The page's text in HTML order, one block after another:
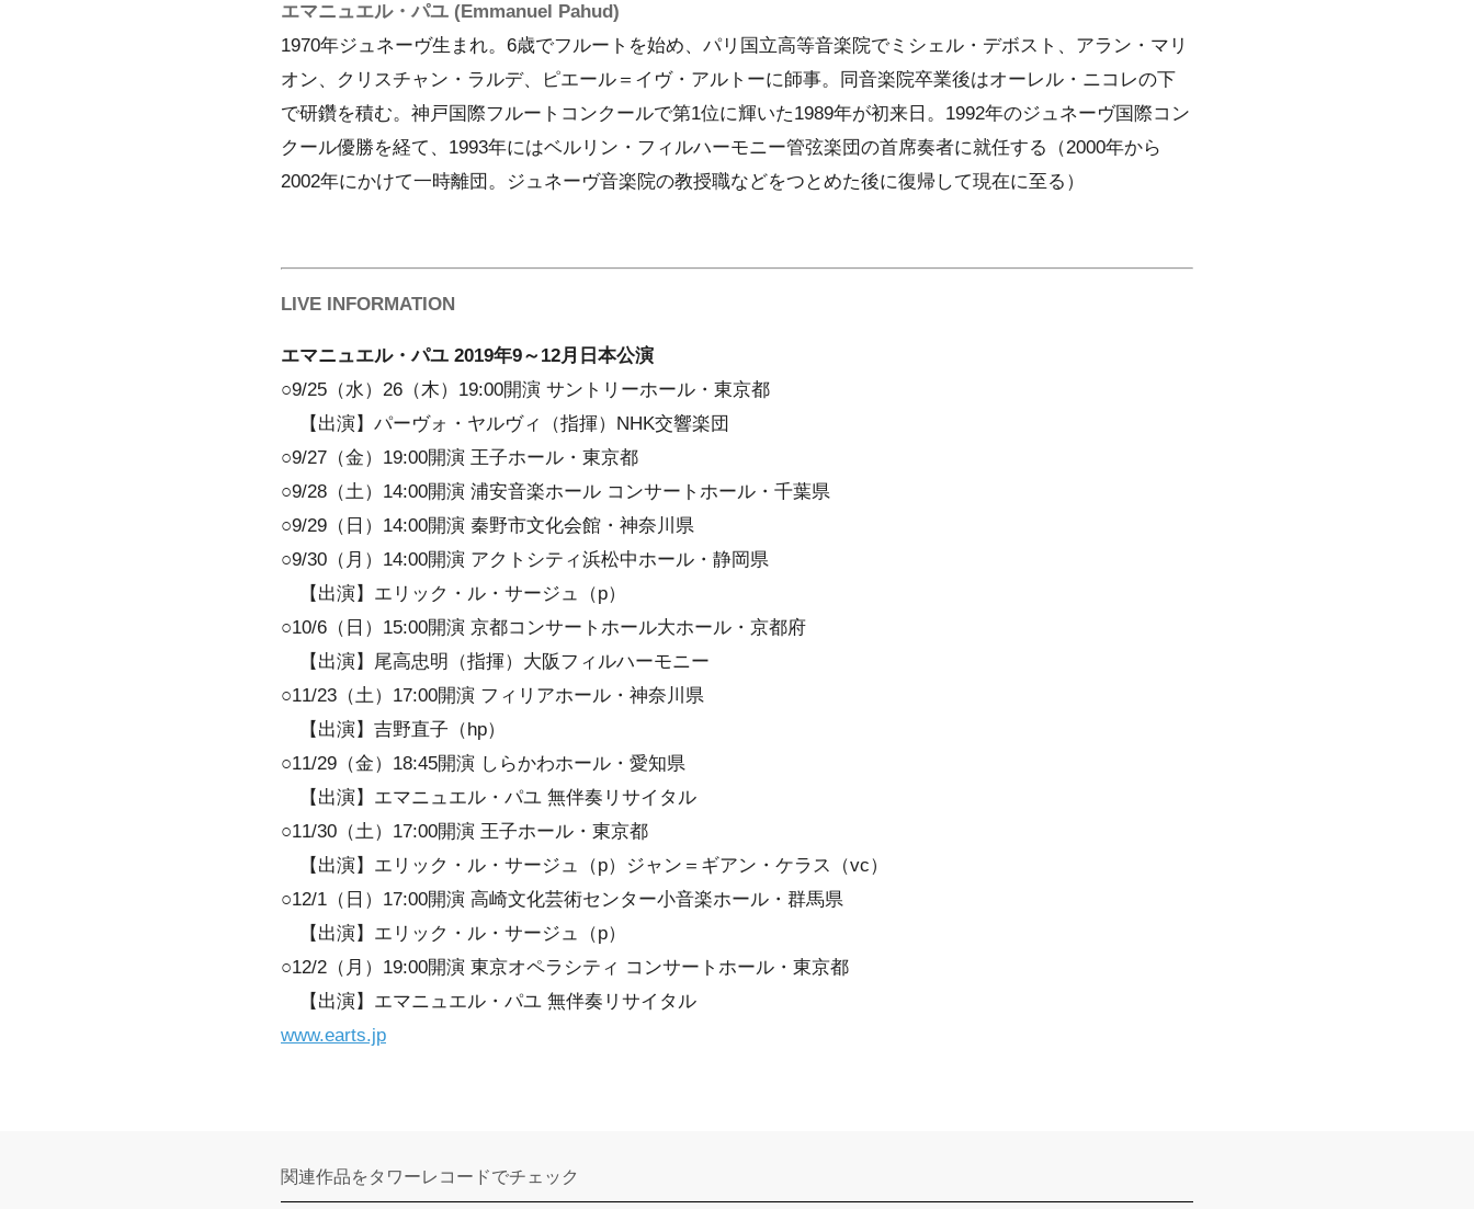
エマニュエル・パユ (Emmanuel Pahud)
1970年ジュネーヴ生まれ。6歳でフルートを始め、パリ国立高等音楽院でミシェル・デボスト、アラン・マリ
オン、クリスチャン・ラルデ、ピエール＝イヴ・アルトーに師事。同音楽院卒業後はオーレル・ニコレの下
で研鑽を積む。神戸国際フルートコンクールで第1位に輝いた1989年が初来日。1992年のジュネーヴ国際コン
クール優勝を経て、1993年にはベルリン・フィルハーモニー管弦楽団の首席奏者に就任する（2000年から
2002年にかけて一時離団。ジュネーヴ音楽院の教授職などをつとめた後に復帰して現在に至る）
LIVE INFORMATION
エマニュエル・パユ 2019年9～12月日本公演
○9/25（水）26（木）19:00開演 サントリーホール・東京都
【出演】パーヴォ・ヤルヴィ（指揮）NHK交響楽団
○9/27（金）19:00開演 王子ホール・東京都
○9/28（土）14:00開演 浦安音楽ホール コンサートホール・千葉県
○9/29（日）14:00開演 秦野市文化会館・神奈川県
○9/30（月）14:00開演 アクトシティ浜松中ホール・静岡県
【出演】エリック・ル・サージュ（p）
○10/6（日）15:00開演 京都コンサートホール大ホール・京都府
【出演】尾高忠明（指揮）大阪フィルハーモニー
○11/23（土）17:00開演 フィリアホール・神奈川県
【出演】吉野直子（hp）
○11/29（金）18:45開演 しらかわホール・愛知県
【出演】エマニュエル・パユ 無伴奏リサイタル
○11/30（土）17:00開演 王子ホール・東京都
【出演】エリック・ル・サージュ（p）ジャン＝ギアン・ケラス（vc）
○12/1（日）17:00開演 高崎文化芸術センター小音楽ホール・群馬県
【出演】エリック・ル・サージュ（p）
○12/2（月）19:00開演 東京オペラシティ コンサートホール・東京都
【出演】エマニュエル・パユ 無伴奏リサイタル
www.earts.jp
関連作品をタワーレコードでチェック